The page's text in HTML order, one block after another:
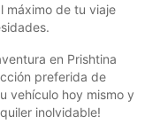
máximo de tu viaje
en Prishtina
preferida de
vehículo hoy mismo y
inolvidable!